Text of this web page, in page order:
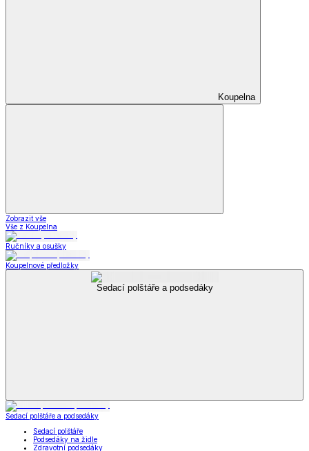
Koupelna
Zobrazit vše
Vše z Koupelna
Ručníky a osušky
Koupelnové předložky
Sedací polštáře a podsedáky
Sedací polštáře a podsedáky
Sedací polštáře
Podsedáky na židle
Zdravotní podsedáky